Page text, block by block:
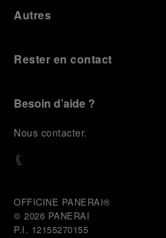
Autres
Rester en contact
Besoin d’aide ?
Nous contacter.
OFFICINE PANERAI®
© 2026 PANERAI
P.I. 12155270155